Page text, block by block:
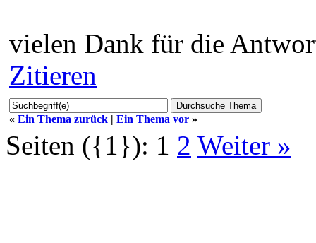
vielen Dank für die
Zitieren
« Ein Thema zurück | Ein Thema vor »
Seiten ({1}): 1 2 Weiter »